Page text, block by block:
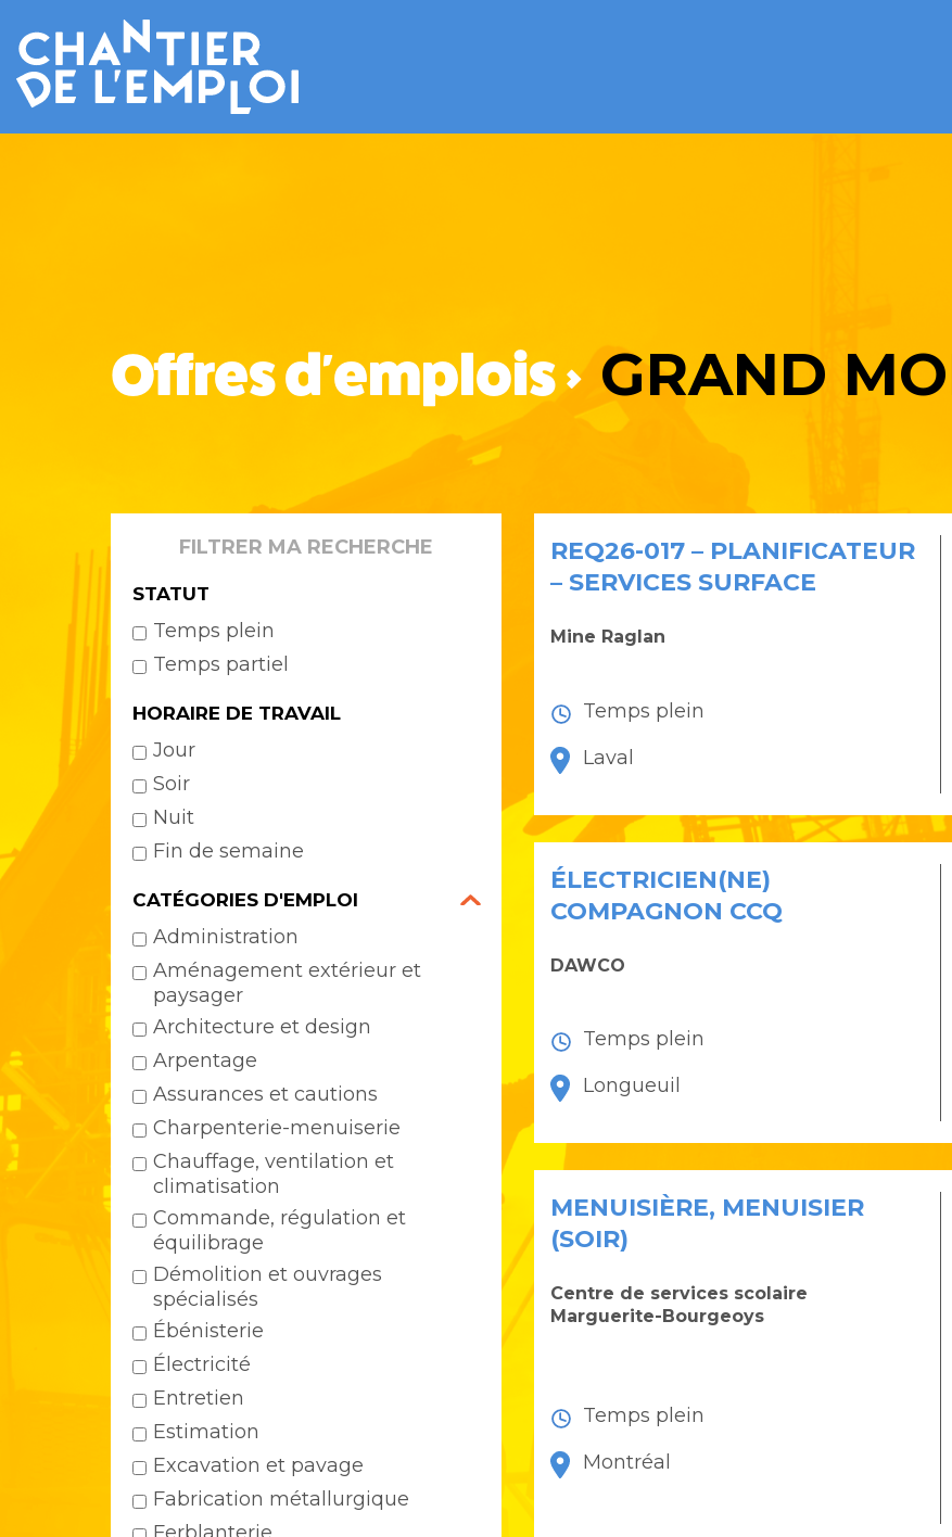
Offres d'emplois > GRAND
FILTRER MA RECHERCHE
STATUT
Temps plein
Temps partiel
HORAIRE DE TRAVAIL
Jour
Soir
Nuit
Fin de semaine
CATÉGORIES D'EMPLOI
Administration
Aménagement extérieur et
paysager
Architecture et design
Arpentage
Assurances et cautions
Charpenterie-menuiserie
Chauffage, ventilation et
climatisation
Commande, régulation et
équilibrage
Démolition et ouvrages
spécialisés
Ébénisterie
Électricité
Entretien
Estimation
Excavation et pavage
Fabrication métallurgique
REQ26-017 – PLANIFICATEUR
– SERVICES SURFACE
Mine Raglan
Temps plein
Laval
ÉLECTRICIEN(NE)
COMPAGNON CCQ
DAWCO
Temps plein
Longueuil
MENUISIÈRE, MENUISIER
(SOIR)
Centre de services scolaire
Marguerite-Bourgeoys
Temps plein
Montréal